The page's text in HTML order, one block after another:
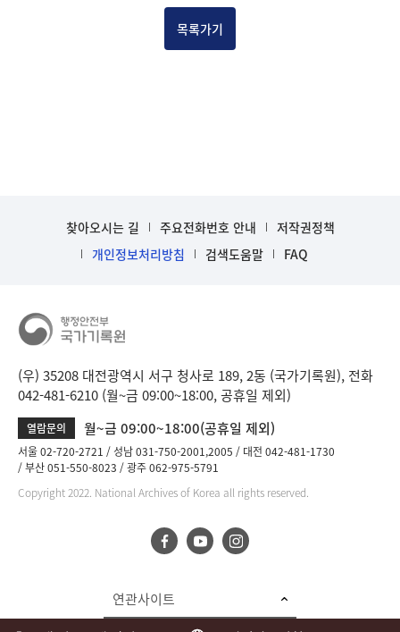
목록가기
찾아오시는 길 주요전화번호 안내
저작권정책
개인정보처리방침
검색도움말 FAQ
(우) 35208 대전광역시 서구 청사로 189, 2동 (국가기록원), 전화
042-481-6210 (월~금 09:00~18:00, 공휴일 제외)
열람문의 월~금 09:00~18:00(공휴일 제외)
서울 02-720-2721 성남 031-750-2001,2005
대전 042-481-1730
부산 051-550-8023
광주 062-975-5791
Copyright 2022. National Archives of Korea all rights reserved.
연관사이트